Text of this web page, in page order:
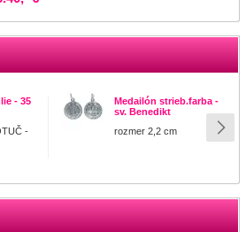
- 35
-
Medailón strieb.farba -
sv. Benedikt
rozmer 2,2 cm